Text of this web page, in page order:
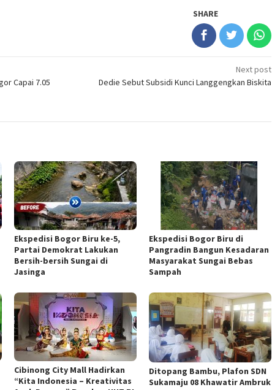
SHARE
Capai 7.05
Next post
Dedie Sebut Subsidi Kunci Langgengkan Biskita
Ekspedisi Bogor Biru ke-5,
Partai Demokrat Lakukan
Bersih-bersih Sungai di
Jasinga
Ekspedisi Bogor Biru di
Pangradin Bangun Kesadaran
Masyarakat Sungai Bebas
Sampah
Cibinong City Mall Hadirkan
“Kita Indonesia – Kreativitas
Ditopang Bambu, Plafon SDN
Sukamaju 08 Khawatir Ambruk